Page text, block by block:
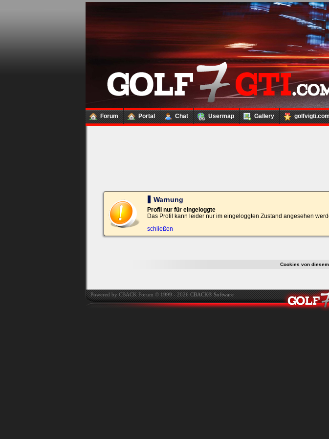
Forum Portal Chat Usermap Gallery
Loginbox
Trage
bitte
in
die
nachfolgenden
Felder
Deinen
Benutzernamen
und
Kennwort
ein,
um
Bei jedem Besuch
automatisch einloggen.
Warnung
Profil nur für eingeloggte
Das Profil kann leider nur im eingeloggten Zustand angesehen
schließen
Cookies von
Powered by CBACK Forum © 1999 - 2026CBACK® Software